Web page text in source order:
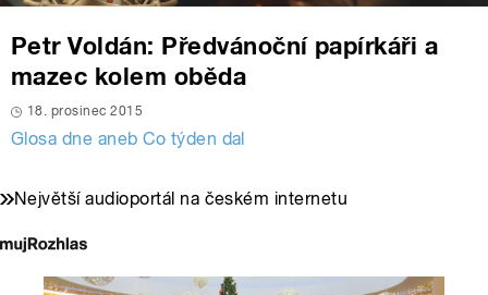
Petr Voldán: Předvánoční papírkáři a
mazec kolem oběda
18. prosinec 2015
Glosa dne aneb Co týden dal
Největší audioportál na českém internetu